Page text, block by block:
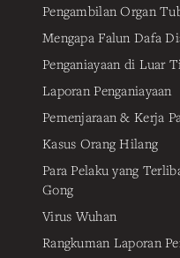
Pengambilan Organ
Mengapa Falun Dafa
Penganiayaan di Luar
Laporan Penganiayaan
Pemenjaraan & Kerja
Kasus Orang Hilang
Para Pelaku yang
Gong
Virus Wuhan
Rangkuman Laporan